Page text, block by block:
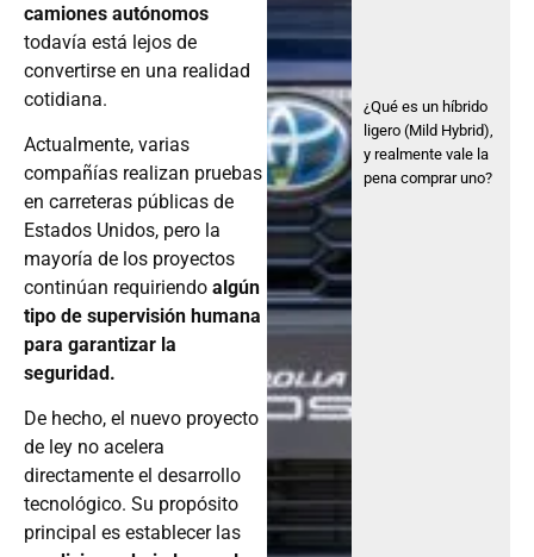
camiones autónomos
todavía está lejos de
convertirse en una realidad
cotidiana.
Actualmente, varias
compañías realizan pruebas
en carreteras públicas de
Estados Unidos, pero la
mayoría de los proyectos
continúan requiriendo algún
tipo de supervisión humana
para garantizar la
seguridad.
De hecho, el nuevo proyecto
de ley no acelera
directamente el desarrollo
tecnológico. Su propósito
principal es establecer las
¿Qué es un híbrido
ligero (Mild Hybrid),
y realmente vale la
pena comprar uno?